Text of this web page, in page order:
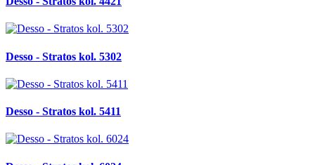
Desso - Stratos kol. 5302
Desso - Stratos kol. 5411